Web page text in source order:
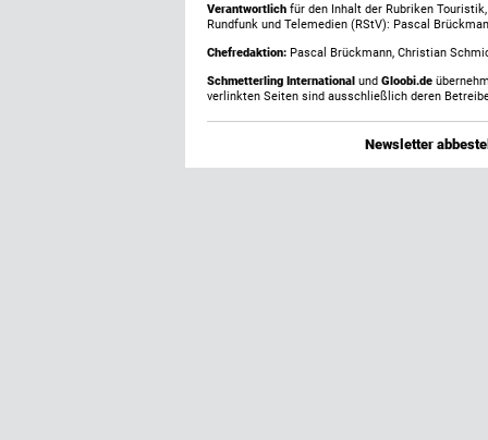
Verantwortlich für den Inhalt der Rubriken
Rundfunk und Telemedien (RStV): Pascal
Chefredaktion: Pascal Brückmann, Christian
Schmetterling International und Gloobi.de
verlinkten Seiten sind ausschließlich deren
Newsletter